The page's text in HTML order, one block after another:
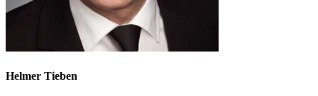
Helmer Tieben